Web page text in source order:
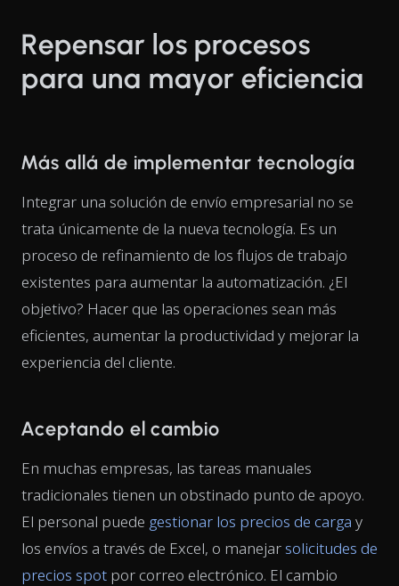
Repensar los procesos
para una mayor eficiencia
Más allá de implementar tecnología
Integrar una solución de envío empresarial no se
trata únicamente de la nueva tecnología. Es un
proceso de refinamiento de los flujos de trabajo
existentes para aumentar la automatización. ¿El
objetivo? Hacer que las operaciones sean más
eficientes, aumentar la productividad y mejorar la
experiencia del cliente.
Aceptando el cambio
En muchas empresas, las tareas manuales
tradicionales tienen un obstinado punto de apoyo.
El personal puede gestionar los precios de carga y
los envíos a través de Excel, o manejar solicitudes de
precios spot por correo electrónico. El cambio